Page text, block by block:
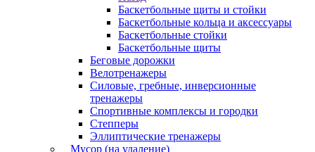
Баскетбольные щиты и стойки
Баскетбольные кольца и аксессуары
Баскетбольные стойки
Баскетбольные щиты
Беговые дорожки
Велотренажеры
Силовые, гребные, инверсионные
тренажеры
Спортивные комплексы и городки
Степперы
Эллиптические тренажеры
_ Мусор (на удаление)